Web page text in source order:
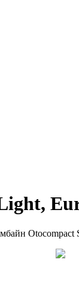
Otocompact